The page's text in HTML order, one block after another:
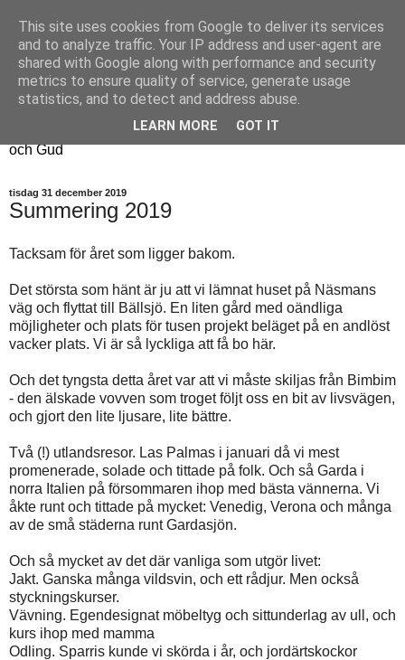
Fyren
Fyren finns för att sprida ljus i mörkret
För att påminna om guldkanterna i tillvaron
Här samsas jakt, hantverk, odling, och andra tankar om livet
och Gud
tisdag 31 december 2019
Summering 2019
Tacksam för året som ligger bakom.
Det största som hänt är ju att vi lämnat huset på Näsmans
väg och flyttat till Bällsjö. En liten gård med oändliga
möjligheter och plats för tusen projekt beläget på en andlöst
vacker plats. Vi är så lyckliga att få bo här.
Och det tyngsta detta året var att vi måste skiljas från Bimbim
- den älskade vovven som troget följt oss en bit av livsvägen,
och gjort den lite ljusare, lite bättre.
Två (!) utlandsresor. Las Palmas i januari då vi mest
promenerade, solade och tittade på folk. Och så Garda i
norra Italien på försommaren ihop med bästa vännerna. Vi
åkte runt och tittade på mycket: Venedig, Verona och många
av de små städerna runt Gardasjön.
Och så mycket av det där vanliga som utgör livet:
Jakt. Ganska många vildsvin, och ett rådjur. Men också
styckningskurser.
Vävning. Egendesignat möbeltyg och sittunderlag av ull, och
kurs ihop med mamma
Odling. Sparris kunde vi skörda i år, och jordärtskockor
This site uses cookies from Google to deliver its services
and to analyze traffic. Your IP address and user-agent are
shared with Google along with performance and security
metrics to ensure quality of service, generate usage
statistics, and to detect and address abuse.
LEARN MORE GOT IT